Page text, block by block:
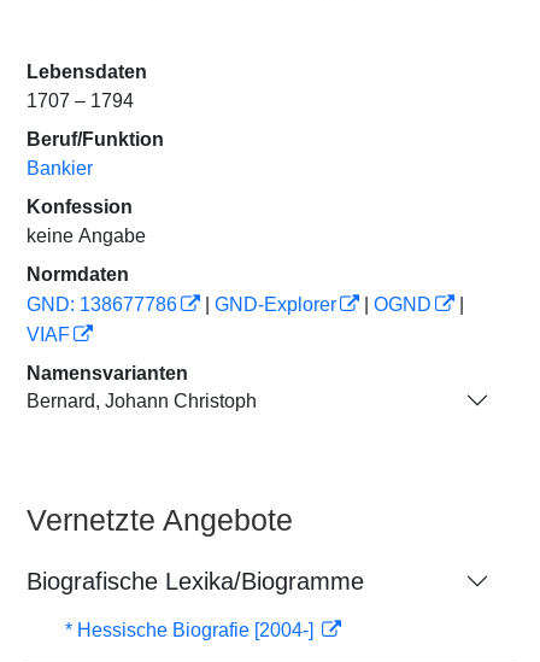
Lebensdaten
1707 – 1794
Beruf/Funktion
Bankier
Konfession
keine Angabe
Normdaten
GND: 138677786
GND-Explorer OGND
VIAF
Namensvarianten
Bernard, Johann Christoph
Vernetzte Angebote
Biografische Lexika/Biogramme
* Hessische Biografie [2004-]